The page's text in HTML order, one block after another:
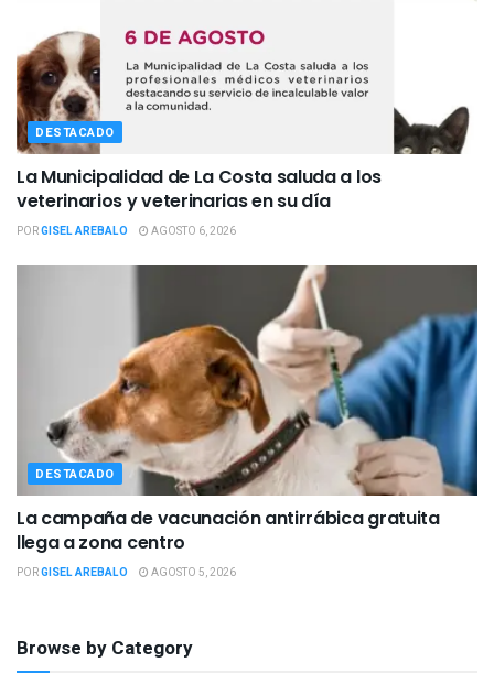
DESTACADO
La Municipalidad de La Costa saluda a los
veterinarios y veterinarias en su día
PORGISEL AREBALO AGOSTO 6, 2026
DESTACADO
La campaña de vacunación antirrábica gratuita
llega a zona centro
PORGISEL AREBALO AGOSTO 5, 2026
Browse by Category